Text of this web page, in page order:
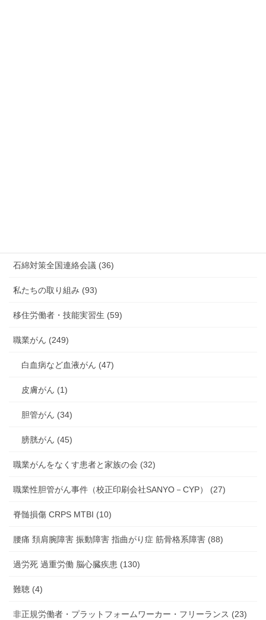
石綿対策全国連絡会議 (36)
私たちの取り組み (93)
移住労働者・技能実習生 (59)
職業がん (249)
白血病など血液がん (47)
皮膚がん (1)
胆管がん (34)
膀胱がん (45)
職業がんをなくす患者と家族の会 (32)
職業性胆管がん事件（校正印刷会社SANYO－CYP） (27)
脊髄損傷 CRPS MTBI (10)
腰痛 頚肩腕障害 振動障害 指曲がり症 筋骨格系障害 (88)
過労死 過重労働 脳心臓疾患 (130)
難聴 (4)
非正規労働者・プラットフォームワーカー・フリーランス (23)